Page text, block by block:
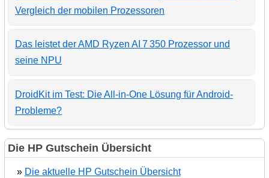
Vergleich der mobilen Prozessoren
Das leistet der AMD Ryzen AI 7 350 Prozessor und
seine NPU
DroidKit im Test: Die All-in-One Lösung für Android-
Probleme?
Die HP Gutschein Übersicht
» Die aktuelle HP Gutschein Übersicht